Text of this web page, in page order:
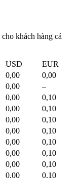
khách hàng cá
USD
EUR
0,00
0,00
0,00
–
0,00
0,10
0,00
0,10
0,00
0,10
0,00
0,10
0,00
0,10
0,00
0,10
0,00
0,10
0,00
0,10